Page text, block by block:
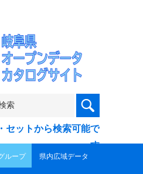
セットから検索可能で
す
ループ 県内広域データ